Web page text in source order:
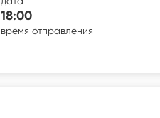
18:00
время отправления